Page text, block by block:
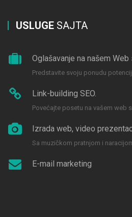
USLUGE SAJTA
Oglašavanje na našem Web
Predstavite svoju ponudu
Link-building SEO.
Povećajte posetu na vašem web
Izrada web, video
Sa muzičkom pratnjom i
E-mail marketing